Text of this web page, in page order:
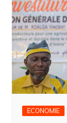
ECONOMIE